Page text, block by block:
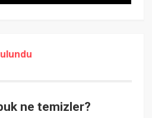
ne temizler?